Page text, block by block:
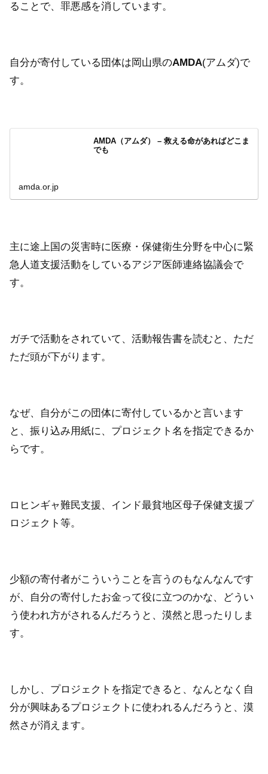
ることで、罪悪感を消しています。
自分が寄付している団体は岡山県のAMDA(アムダ)で
す。
AMDA（アムダ） – 救える命があればどこま
でも
amda.or.jp
主に途上国の災害時に医療・保健衛生分野を中心に緊
急人道支援活動をしているアジア医師連絡協議会で
す。
ガチで活動をされていて、活動報告書を読むと、ただ
ただ頭が下がります。
なぜ、自分がこの団体に寄付しているかと言います
と、振り込み用紙に、プロジェクト名を指定できるか
らです。
ロヒンギャ難民支援、インド最貧地区母子保健支援プ
ロジェクト等。
少額の寄付者がこういうことを言うのもなんなんです
が、自分の寄付したお金って役に立つのかな、どうい
う使われ方がされるんだろうと、漠然と思ったりしま
す。
しかし、プロジェクトを指定できると、なんとなく自
分が興味あるプロジェクトに使われるんだろうと、漠
然さが消えます。